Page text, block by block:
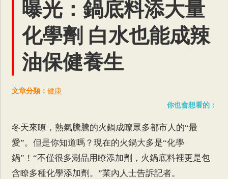
曝光：鍋底料添大量
化學劑 白水也能成辣
油保健養生
文章分類：健康
你也會想看的：
冬天來瞭，熱氣騰騰的火鍋成瞭眾多都市人的“最
愛”。但是你知道嗎？現在的火鍋大多是“化學
鍋”！“不僅很多涮品用瞭添加劑，火鍋底料裡更是包
含瞭多種化學添加劑。”業內人士告訴記者。